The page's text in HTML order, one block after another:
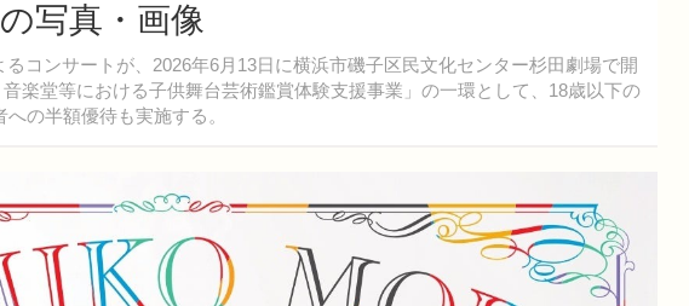
写真・画像
コンサートが、2026年6月13日に横浜市磯子区民文化センター杉田劇場で開
楽堂等における子供舞台芸術鑑賞体験支援事業」の一環として、18歳以下の
の半額優待も実施する。